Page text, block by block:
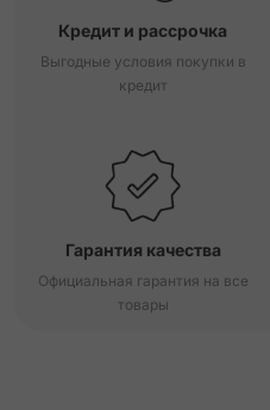
Кредит и рассрочка
Выгодные условия покупки в
кредит
Гарантия качества
Официальная гарантия на все
товары